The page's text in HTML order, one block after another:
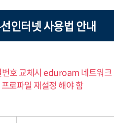
인터넷 사용법 안내
호 교체시 eduroam 네트워크
로파일 재설정 해야 함